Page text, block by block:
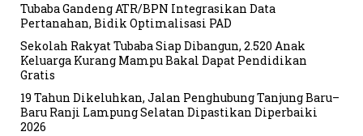
Tubaba Gandeng ATR/BPN Integrasikan Data
Pertanahan, Bidik Optimalisasi PAD
Sekolah Rakyat Tubaba Siap Dibangun, 2.520 Anak
Keluarga Kurang Mampu Bakal Dapat Pendidikan
Gratis
19 Tahun Dikeluhkan, Jalan Penghubung Tanjung Baru–
Baru Ranji Lampung Selatan Dipastikan Diperbaiki
2026